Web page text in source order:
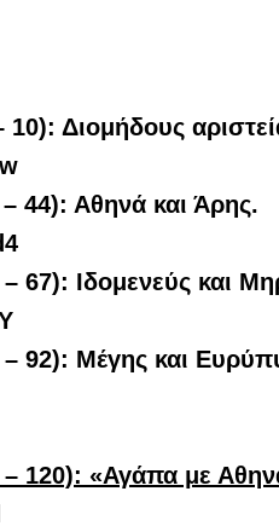
10): Διομήδους
– 44): Αθηνά και Άρης.
– 67): Ιδομενεύς και
– 92): Μέγης και
– 120): «Αγάπα με